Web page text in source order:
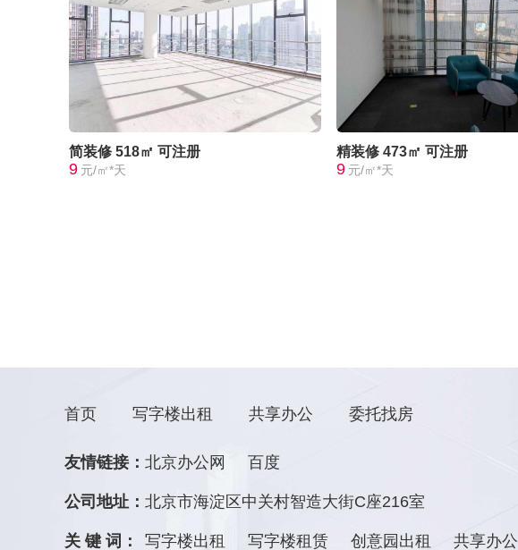
简装修 518㎡ 可注册
9 元/㎡*天
精装修 473㎡ 可注册
9 元/㎡*天
首页 写字楼出租 共享办公 委托找房
友情链接： 北京办公网 百度
公司地址： 北京市海淀区中关村智造大街C座216室
关 键 词： 写字楼出租 写字楼租赁 创意园出租 共享办公